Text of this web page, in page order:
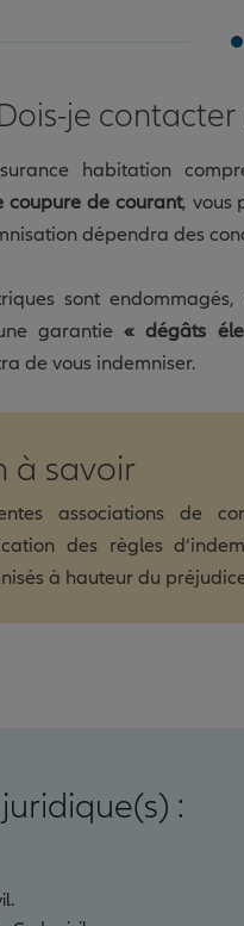
je contacter
habitation
coupure de courant, vous
dépendra des
sont
garantie« dégâts
de vous indemniser.
à savoir
associations de
des règles
à hauteur du
: